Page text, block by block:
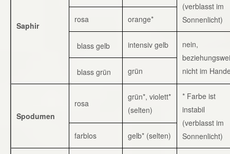
Saphir
(verblasst im
Sonnenlicht)
rosa orange*
blass gelb intensiv gelb
nein,
nicht im
blass grün grün
Spodumen
rosa
grün*, violett*
(selten)
* Farbe ist
instabil
(verblasst im
Sonnenlicht)
farblos gelb* (selten)